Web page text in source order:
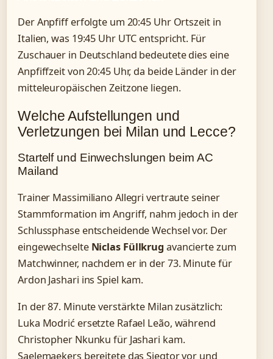
Der Anpfiff erfolgte um 20:45 Uhr Ortszeit in
Italien, was 19:45 Uhr UTC entspricht. Für
Zuschauer in Deutschland bedeutete dies eine
Anpfiffzeit von 20:45 Uhr, da beide Länder in der
mitteleuropäischen Zeitzone liegen.
Welche Aufstellungen und
Verletzungen bei Milan und Lecce?
Startelf und Einwechslungen beim AC
Mailand
Trainer Massimiliano Allegri vertraute seiner
Stammformation im Angriff, nahm jedoch in der
Schlussphase entscheidende Wechsel vor. Der
eingewechselte Niclas Füllkrug avancierte zum
Matchwinner, nachdem er in der 73. Minute für
Ardon Jashari ins Spiel kam.
In der 87. Minute verstärkte Milan zusätzlich:
Luka Modrić ersetzte Rafael Leão, während
Christopher Nkunku für Jashari kam.
Saelemaekers bereitete das Siegtor vor und